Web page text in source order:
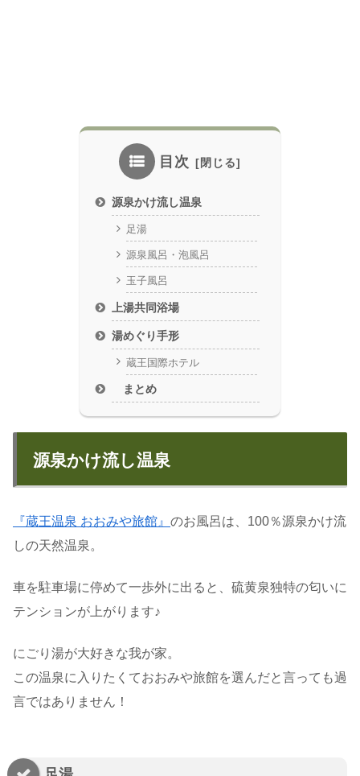
目次
源泉かけ流し温泉
足湯
源泉風呂・泡風呂
玉子風呂
上湯共同浴場
湯めぐり手形
蔵王国際ホテル
まとめ
源泉かけ流し温泉
『蔵王温泉 おおみや旅館』 のお風呂は、100％源泉かけ流
しの天然温泉。
車を駐車場に停めて一歩外に出ると、硫黄泉独特の匂いに
テンションが上がります♪
にごり湯が大好きな我が家。
この温泉に入りたくておおみや旅館を選んだと言っても過
言ではありません！